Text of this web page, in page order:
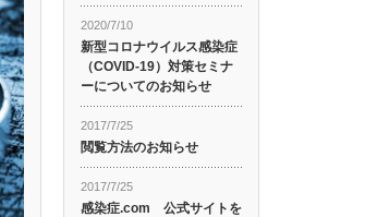
2020/7/10
新型コロナウイルス感染症
（COVID-19）対策セミナ
ーについてのお知らせ
2017/7/25
閲覧方法のお知らせ
2017/7/25
感染症.com 公式サイトを